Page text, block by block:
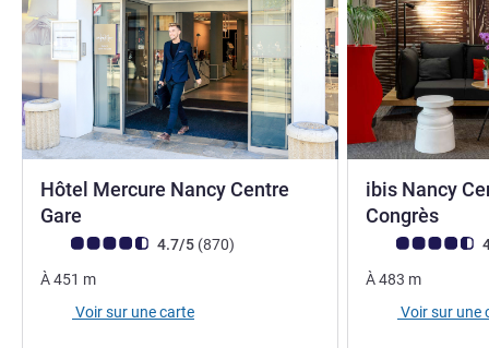
Hôtel Mercure Nancy Centre
Gare
Note Avis clients (Note ALL)
4.7/5 (870avis
)
À451 m
Voir sur une carte
ibis Nancy
Congrès
Note Avis clients
À483 m
Voir sur une